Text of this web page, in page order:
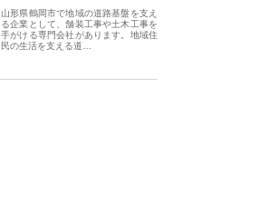
山形県鶴岡市で地域の道路基盤を支え
る企業として、舗装工事や土木工事を
手がける専門会社があります。地域住
民の生活を支える道…